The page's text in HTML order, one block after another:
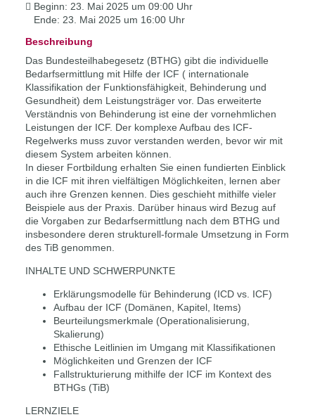
Beginn: 23. Mai 2025 um 09:00 Uhr
Ende: 23. Mai 2025 um 16:00 Uhr
Beschreibung
Das Bundesteilhabegesetz (BTHG) gibt die individuelle
Bedarfsermittlung mit Hilfe der ICF ( internationale
Klassifikation der Funktionsfähigkeit, Behinderung und
Gesundheit) dem Leistungsträger vor. Das erweiterte
Verständnis von Behinderung ist eine der vornehmlichen
Leistungen der ICF. Der komplexe Aufbau des ICF-
Regelwerks muss zuvor verstanden werden, bevor wir mit
diesem System arbeiten können.
In dieser Fortbildung erhalten Sie einen fundierten Einblick
in die ICF mit ihren vielfältigen Möglichkeiten, lernen aber
auch ihre Grenzen kennen. Dies geschieht mithilfe vieler
Beispiele aus der Praxis. Darüber hinaus wird Bezug auf
die Vorgaben zur Bedarfsermittlung nach dem BTHG und
insbesondere deren strukturell-formale Umsetzung in Form
des TiB genommen.
INHALTE UND SCHWERPUNKTE
Erklärungsmodelle für Behinderung (ICD vs. ICF)
Aufbau der ICF (Domänen, Kapitel, Items)
Beurteilungsmerkmale (Operationalisierung,
Skalierung)
Ethische Leitlinien im Umgang mit Klassifikationen
Möglichkeiten und Grenzen der ICF
Fallstrukturierung mithilfe der ICF im Kontext des
BTHGs (TiB)
LERNZIELE